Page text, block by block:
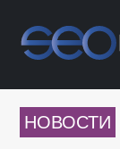
НОВОСТИ